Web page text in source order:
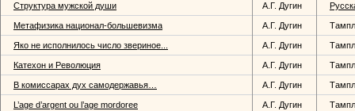
Структура мужской души А.Г. Дугин
Метафизика национал-большевизма А.Г. Дугин
Яко не исполнилось число звериное... А.Г. Дугин
Катехон и Революция А.Г. Дугин
В комиссарах дух самодержавья… А.Г. Дугин
L’age d’argent ou l’age mordoree А.Г. Дугин